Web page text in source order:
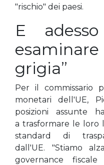
"rischio" dei paesi.
E
grigia”
Per il commissario
monetari dell'UE,
posizioni assunte
a trasformare le loro
standard di
dall'UE. "Stiamo
governance